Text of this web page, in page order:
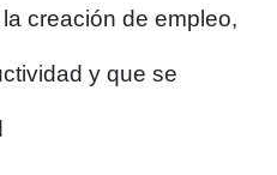
creación de empleo,
y que se